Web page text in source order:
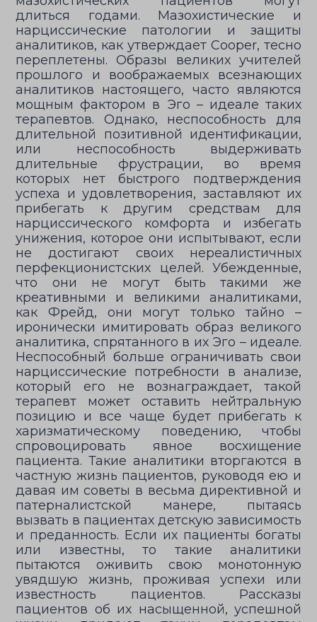
длиться годами. Мазохистические и
нарциссические патологии и защиты
аналитиков, как утверждает Cooper, тесно
переплетены. Образы великих учителей
прошлого и воображаемых всезнающих
аналитиков настоящего, часто являются
мощным фактором в Эго – идеале таких
терапевтов. Однако, неспособность для
длительной позитивной идентификации,
или неспособность выдерживать
длительные фрустрации, во время
которых нет быстрого подтверждения
успеха и удовлетворения, заставляют их
прибегать к другим средствам для
нарциссического комфорта и избегать
унижения, которое они испытывают, если
не достигают своих нереалистичных
перфекционистских целей. Убежденные,
что они не могут быть такими же
креативными и великими аналитиками,
как Фрейд, они могут только тайно –
иронически имитировать образ великого
аналитика, спрятанного в их Эго – идеале.
Неспособный больше ограничивать свои
нарциссические потребности в анализе,
который его не вознаграждает, такой
терапевт может оставить нейтральную
позицию и все чаще будет прибегать к
харизматическому поведению, чтобы
спровоцировать явное восхищение
пациента. Такие аналитики вторгаются в
частную жизнь пациентов, руководя ею и
давая им советы в весьма директивной и
патерналистской манере, пытаясь
вызвать в пациентах детскую зависимость
и преданность. Если их пациенты богаты
или известны, то такие аналитики
пытаются оживить свою монотонную
увядшую жизнь, проживая успехи или
известность пациентов. Рассказы
пациентов об их насыщенной, успешной